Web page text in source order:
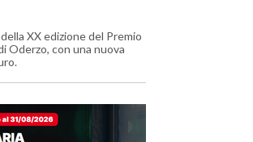
XX edizione del Premio
con una nuova